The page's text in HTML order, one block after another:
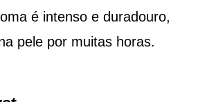
é intenso e duradouro,
pele por muitas horas.